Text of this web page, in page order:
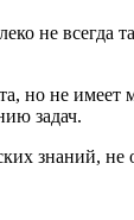
не всегда
но не
задач.
знаний,